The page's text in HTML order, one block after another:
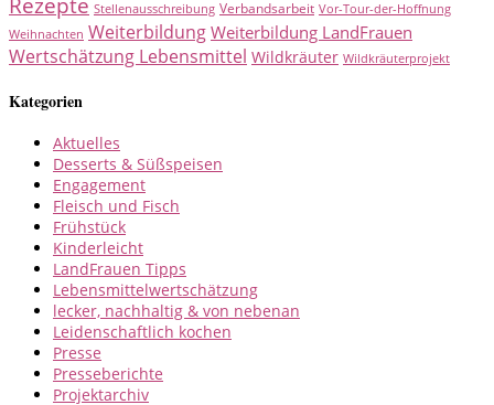
Stellenausschreibung Verbandsarbeit Vor-Tour-der-Hoffnung
Weihnachten Weiterbildung Weiterbildung LandFrauen
Wertschätzung Lebensmittel Wildkräuter Wildkräuterprojekt
Kategorien
Aktuelles
Desserts & Süßspeisen
Engagement
Fleisch und Fisch
Frühstück
Kinderleicht
LandFrauen Tipps
Lebensmittelwertschätzung
lecker, nachhaltig & von nebenan
Leidenschaftlich kochen
Presse
Presseberichte
Projektarchiv